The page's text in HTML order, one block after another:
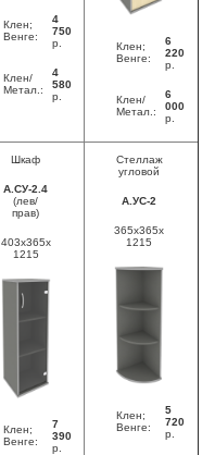
Клен;
Венге:
4
750
р.
Клен/
Метал.:
4
580
р.
Клен;
Венге:
6
220
р.
Клен/
Метал.:
6
000
р.
Шкаф
А.СУ-2.4
(лев/
прав)
403x365x
1215
Клен;
Венге:
7
390
р.
Стеллаж
угловой
А.УС-2
365x365x
1215
Клен;
Венге:
5
720
р.